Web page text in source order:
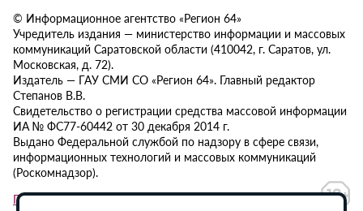
© Информационное агентство «Регион 64»
Учредитель издания — министерство информации и массовых
коммуникаций Саратовской области (410042, г. Саратов, ул.
Московская, д. 72).
Издатель — ГАУ СМИ СО «Регион 64». Главный редактор
Степанов В.В.
Свидетельство о регистрации средства массовой информации
ИА № ФС77-60442 от 30 декабря 2014 г.
Выдано Федеральной службой по надзору в сфере связи,
информационных технологий и массовых коммуникаций
(Роскомнадзор).
Политика в отношении обработки персональных данных